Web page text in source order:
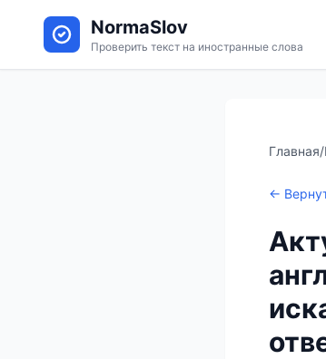
NormaSlov
Проверить текст на иностранные слова
Главная/
←